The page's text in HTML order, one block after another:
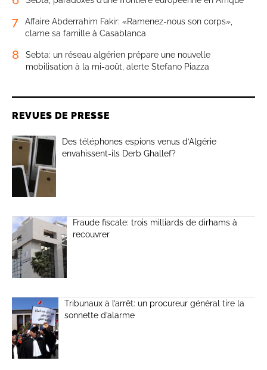
7
Affaire Abderrahim Fakir: «Ramenez-nous son corps»,
clame sa famille à Casablanca
8
Sebta: un réseau algérien prépare une nouvelle
mobilisation à la mi-août, alerte Stefano Piazza
REVUES DE PRESSE
Des téléphones espions venus d’Algérie
envahissent-ils Derb Ghallef?
Fraude fiscale: trois milliards de dirhams à
recouvrer
Tribunaux à l’arrêt: un procureur général tire la
sonnette d’alarme